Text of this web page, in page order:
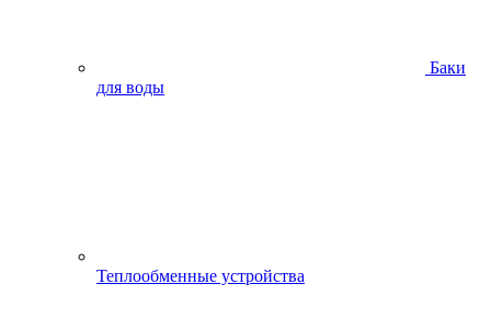
Баки
для воды
Теплообменные устройства